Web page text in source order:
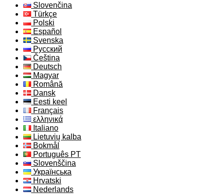
Slovenčina
Türkçe
Polski
Español
Svenska
Русский
Čeština
Deutsch
Magyar
Română
Dansk
Eesti keel
Français
ελληνικά
Italiano
Lietuvių kalba
Bokmål
Português PT
Slovenščina
Українська
Hrvatski
Nederlands